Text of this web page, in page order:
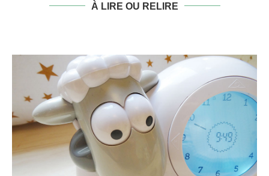
À LIRE OU RELIRE